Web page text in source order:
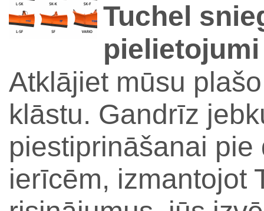
Tuchel
pielietojumi
Atklājiet mūsu
klāstu. Gandrīz
piestiprināšanai
ierīcēm, izmantojot